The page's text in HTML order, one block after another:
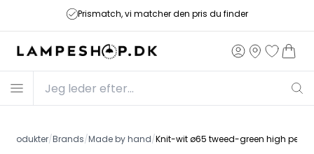
Prismatch, vi matcher den pris du finder
Produkter/Brands/Made by hand/Knit-wit ø65 tweed-green high